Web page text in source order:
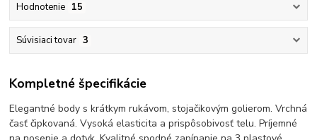
Hodnotenie 15
Súvisiaci tovar 3
Kompletné špecifikácie
Elegantné body s krátkym rukávom, stojačikovým golierom. Vrchná
časť čipkovaná. Vysoká elasticita a prispôsobivosť telu. Príjemné